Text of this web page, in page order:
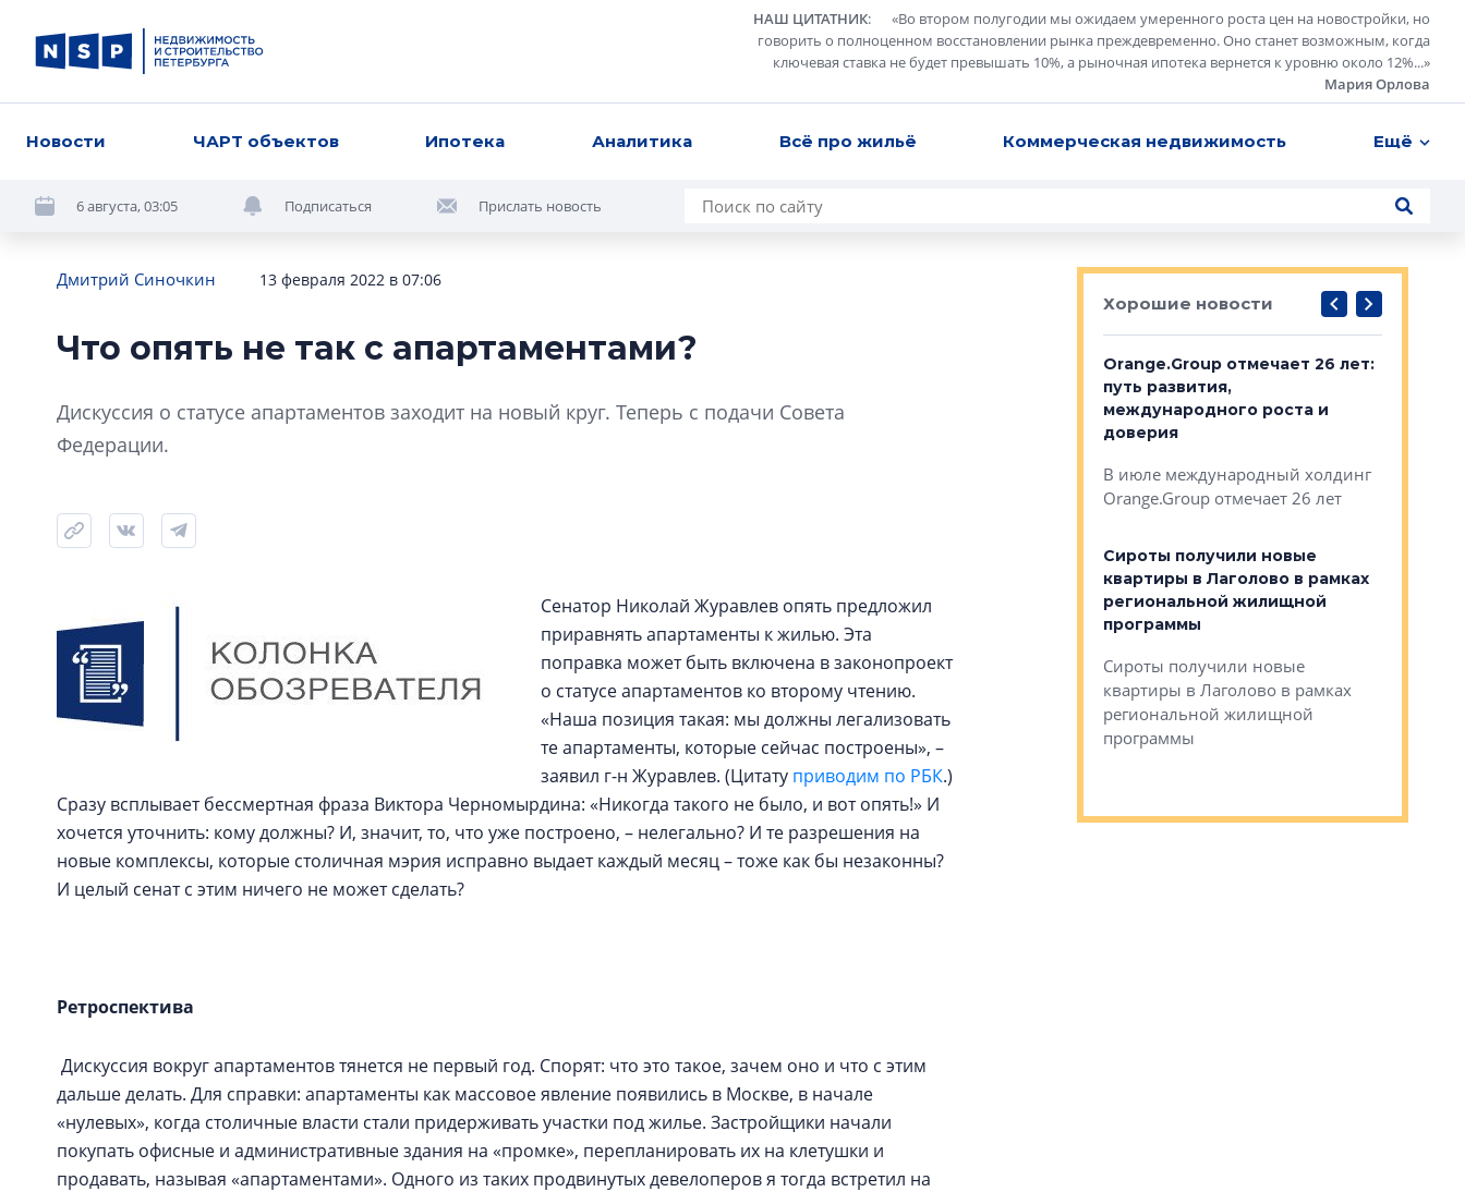
НАШ ЦИТАТНИК: «Во втором полугодии мы ожидаем умеренного роста цен на новостройки, но
говорить о полноценном восстановлении рынка преждевременно. Оно станет возможным, когда
ключевая ставка не будет превышать 10%, а рыночная ипотека вернется к уровню около 12%...»
Мария Орлова
Новости ЧАРТ объектов Ипотека Аналитика Всё про жильё Коммерческая недвижимость Ещё
6 августа, 03:05 Подписаться Прислать новость
Дмитрий Синочкин 13 февраля 2022 в 07:06
Что опять не так с апартаментами?
Дискуссия о статусе апартаментов заходит на новый круг. Теперь с подачи Совета
Федерации.
Сенатор Николай Журавлев опять предложил
приравнять апартаменты к жилью. Эта
поправка может быть включена в законопроект
о статусе апартаментов ко второму чтению.
«Наша позиция такая: мы должны легализовать
те апартаменты, которые сейчас построены», –
заявил г-н Журавлев. (Цитату приводим по РБК.)
Сразу всплывает бессмертная фраза Виктора Черномырдина: «Никогда такого не было, и вот опять!» И
хочется уточнить: кому должны? И, значит, то, что уже построено, – нелегально? И те разрешения на
новые комплексы, которые столичная мэрия исправно выдает каждый месяц – тоже как бы незаконны?
И целый сенат с этим ничего не может сделать?
Ретроспектива
Дискуссия вокруг апартаментов тянется не первый год. Спорят: что это такое, зачем оно и что с этим
дальше делать. Для справки: апартаменты как массовое явление появились в Москве, в начале
«нулевых», когда столичные власти стали придерживать участки под жилье. Застройщики начали
покупать офисные и административные здания на «промке», перепланировать их на клетушки и
продавать, называя «апартаментами». Одного из таких продвинутых девелоперов я тогда встретил на
Хорошие новости
один центр совмещенного
образования
В Красногвардейском районе
Петербурга появился еще один
центр совмещенного образования
Orange.Group отмечает 26 лет:
путь развития,
международного роста и
доверия
В июле международный холдинг
Orange.Group отмечает 26 лет
Сироты получили новые
квартиры в Лаголово в рамках
региональной жилищной
программы
Сироты получили новые
квартиры в Лаголово в рамках
региональной жилищной
программы